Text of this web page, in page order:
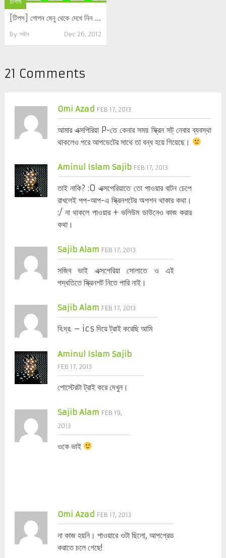
[টিপস] গোপন মেনু থেকে দেখে নিন ...
By সজীব Dec 26, 2012
21 Comments
Omi Azad FEB 17, 2013
আমার এক্সপিরিয়া P-তে কেনার সময় স্ক্রিন সট্ নেবার ব্যবস্থা
থাকলেও পরে আপডেটের সাথে তা বন্ধ হয়ে গিয়েছে।
Aminul Islam Sajib FEB 17, 2013
তাই নাকি? :O এক্সপেরিয়াতে তো পাওয়ার বাটন চেপে
রাখলেই পপ-আপ-এ স্ক্রিনশটের অপশন থাকার কথা।
:/ না থাকলে পাওয়ার + ভলিউম ডাউনেও কাজ করার
কথা।
Sajib Alam FEB 17, 2013
সজিব ভাই এক্সপেরিয়া সোলাতে ও এই
পদ্ধতিতে স্ক্রিনশট নিতে পারি নাই।
Sajib Alam FEB 17, 2013
বি.দ্র. – ics দিয়ে ট্রাই করেছি আমি
Aminul Islam Sajib
FEB 17, 2013
পোস্টেরটা ট্রাই করে দেখুন।
Sajib Alam FEB 19,
2013
ওকে ভাই
Omi Azad FEB 17, 2013
না কাজ হয়নি। পাওয়ারে ওটা ছিলো, আপগ্রেড
করাতে চলে গেছে!